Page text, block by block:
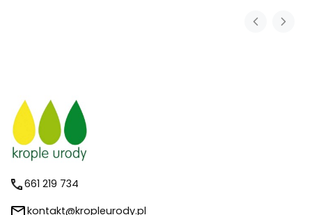
661 219 734
kontakt@kropleurody.pl